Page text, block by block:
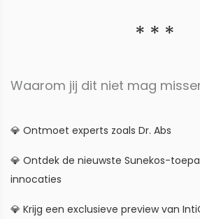
Waarom jij dit niet mag
💎 Ontmoet experts zoals Dr. Abs
💎 Ontdek de nieuwste Sunekos-
innocaties
💎 Krijg een exclusieve preview van